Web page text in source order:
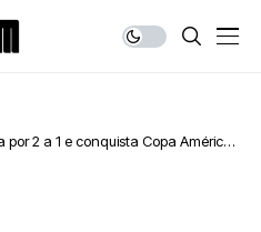
por 2 a 1 e conquista Copa América